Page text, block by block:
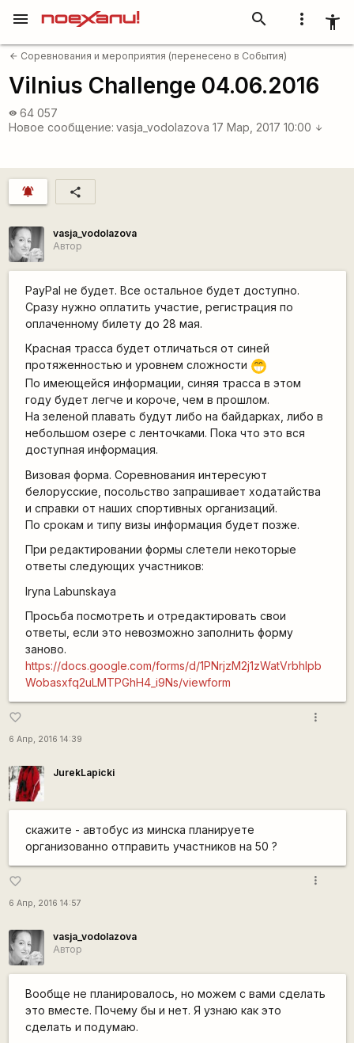
more_vert accessibility_new
search
menu
arrow_back Соревнования и мероприятия (перенесено в События)
Vilnius Challenge 04.06.2016
visibility 64 057
Новое сообщение: vasja_vodolazova 17 Мар, 2017 10:00 arrow_downward
notifications_active share
vasja_vodolazova
Автор
PayPal не будет. Все остальное будет доступно.
Сразу нужно оплатить участие, регистрация по
оплаченному билету до 28 мая.
Красная трасса будет отличаться от синей
протяженностью и уровнем сложности ;D
По имеющейся информации, синяя трасса в этом
году будет легче и короче, чем в прошлом.
На зеленой плавать будут либо на байдарках, либо в
небольшом озере с ленточками. Пока что это вся
доступная информация.
Визовая форма. Соревнования интересуют
белорусские, посольство запрашивает ходатайства
и справки от наших спортивных организаций.
По срокам и типу визы информация будет позже.
При редактировании формы слетели некоторые
ответы следующих участников:
Iryna Labunskaya
Просьба посмотреть и отредактировать свои
ответы, если это невозможно заполнить форму
заново.
https://docs.google.com/forms/d/1PNrjzM2j1zWatVrbhIpb
Wobasxfq2uLMTPGhH4_i9Ns/viewform
favorite_border
6 Апр, 2016 14:39
more_vert
JurekLapicki
скажите - автобус из минска планируете
организованно отправить участников на 50 ?
favorite_border
6 Апр, 2016 14:57
more_vert
vasja_vodolazova
Автор
Вообще не планировалось, но можем с вами сделать
это вместе. Почему бы и нет. Я узнаю как это
сделать и подумаю.